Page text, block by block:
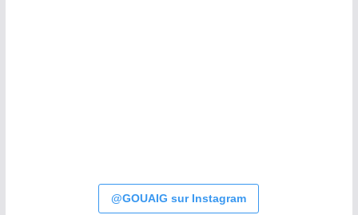
@GOUAIG sur Instagram